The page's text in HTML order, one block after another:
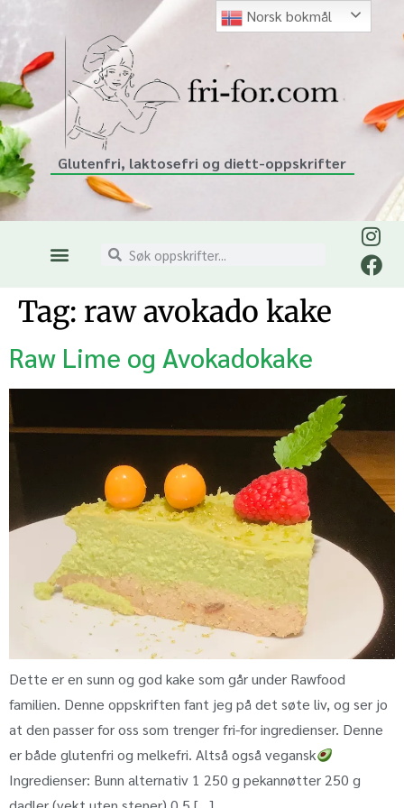
Glutenfri, laktosefri og diett-oppskrifter
Tag: raw avokado kake
Raw Lime og Avokadokake
Dette er en sunn og god kake som går under Rawfood
familien. Denne oppskriften fant jeg på det søte liv, og ser jo
at den passer for oss som trenger fri-for ingredienser. Denne
er både glutenfri og melkefri. Altså også vegansk
Ingredienser: Bunn alternativ 1 250 g pekannøtter 250 g
Norsk bokmål